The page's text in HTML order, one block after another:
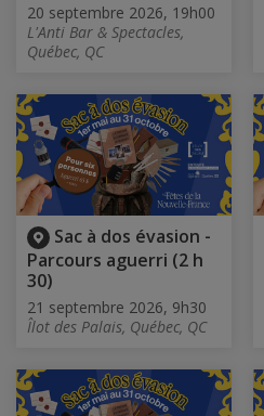
20 septembre 2026, 19h00
L'Anti Bar & Spectacles,
Québec, QC
Sac à dos évasion -
Parcours aguerri (2 h
30)
21 septembre 2026, 9h30
Îlot des Palais, Québec, QC